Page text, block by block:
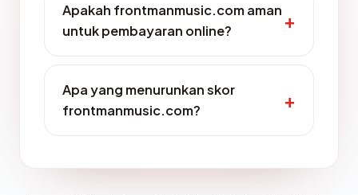
Apakah frontmanmusic.com aman
untuk pembayaran online?
Apa yang menurunkan skor
frontmanmusic.com?